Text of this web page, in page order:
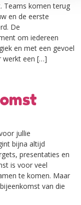
Teams komen terug
en de eerste
De
om iedereen
en met een gevoel
werkt een […]
jullie
bijna altijd
presentaties en
is voor veel
te komen. Maar
van die